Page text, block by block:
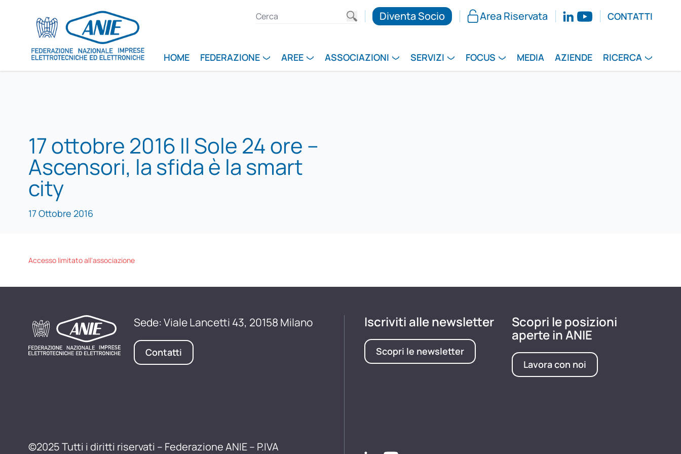
Diventa Socio Area Riservata CONTATTI
HOME FEDERAZIONE AREE ASSOCIAZIONI SERVIZI FOCUS MEDIA AZIENDE RICERCA
17 ottobre 2016 Il Sole 24 ore –
Ascensori, la sfida è la smart
city
17 Ottobre 2016
Accesso limitato all'associazione
Sede: Viale Lancetti 43, 20158 Milano
Contatti
©2025 Tutti i diritti riservati – Federazione ANIE – P.IVA
Iscriviti alle newsletter
Scopri le newsletter
Scopri le posizioni
aperte in ANIE
Lavora con noi